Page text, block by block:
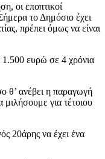
οι εποπτικοί
το Δημόσιο έχει
πρέπει όμως να είναι
ευρώ σε 4 χρόνια
θ’ ανέβει η παραγωγή
για τέτοιου
20άρης να έχει ένα